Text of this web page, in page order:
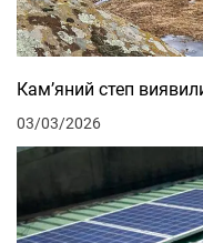
Кам’яний степ
03/03/2026